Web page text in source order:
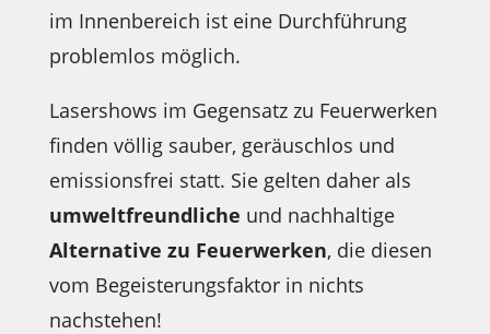
im Innenbereich ist eine Durchführung
problemlos möglich.
Lasershows im Gegensatz zu Feuerwerken
finden völlig sauber, geräuschlos und
emissionsfrei statt. Sie gelten daher als
umweltfreundliche und nachhaltige
Alternative zu Feuerwerken, die diesen
vom Begeisterungsfaktor in nichts
nachstehen!